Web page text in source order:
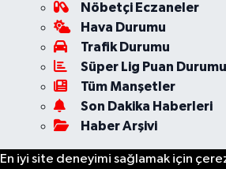
Nöbetçi Eczaneler
Hava Durumu
Trafik Durumu
Süper Lig Puan
Tüm Manşetler
Son Dakika Haberleri
Haber Arşivi
En iyi site deneyimi sağlamak için